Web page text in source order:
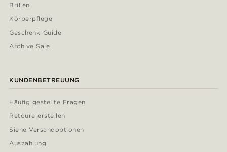
Brillen
Körperpflege
Geschenk-Guide
Archive Sale
KUNDENBETREUUNG
Häufig gestellte Fragen
Retoure erstellen
Siehe Versandoptionen
Auszahlung